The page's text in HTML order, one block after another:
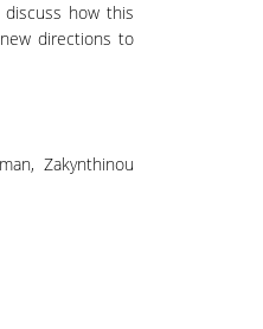
how this
directions to
Zakynthinou